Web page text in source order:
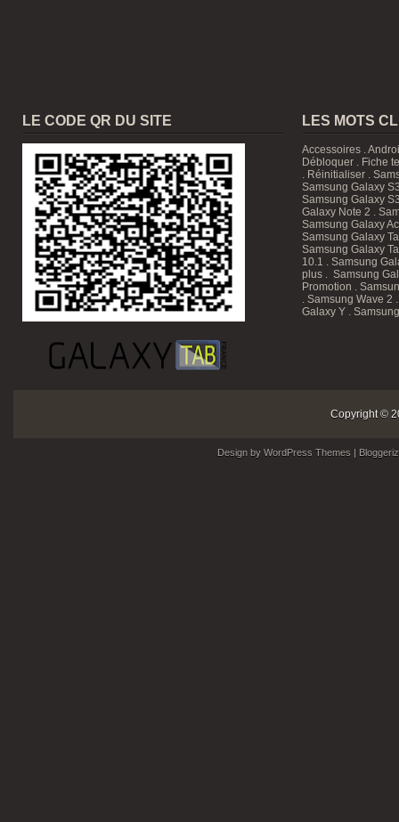
LE CODE QR DU SITE LES MOTS
Accessoires.
Débloquer. Fiche
. Réinitialiser.
Samsung Galaxy
Samsung Galaxy
Galaxy Note 2 .
Samsung Galaxy
Samsung Galaxy
Samsung Galaxy
10.1 . Samsung
plus . Samsung
Promotion .
. Samsung Wave 2
Galaxy Y .
Copyright ©
Design by WordPress Themes |